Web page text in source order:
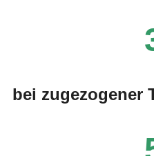
bei zugezogener